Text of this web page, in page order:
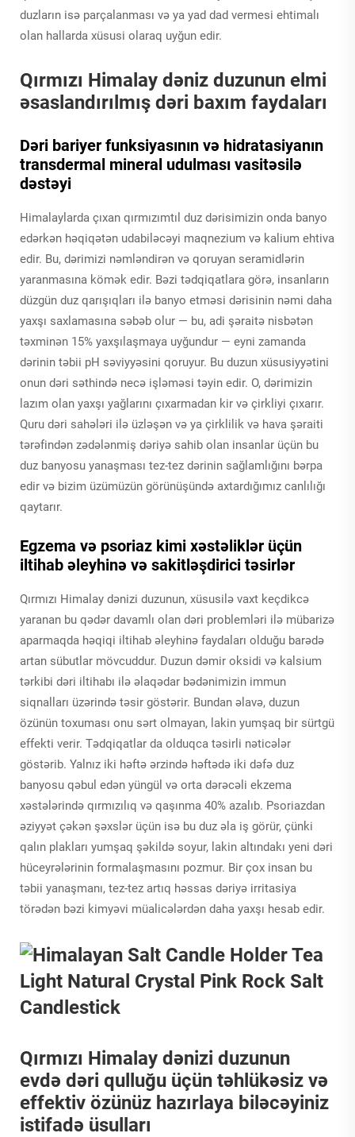
duzların isə parçalanması və ya yad dad vermesi ehtimalı
olan hallarda xüsusi olaraq uyğun edir.
Qırmızı Himalay dəniz duzunun elmi
əsaslandırılmış dəri baxım faydaları
Dəri bariyer funksiyasının və hidratasiyanın
transdermal mineral udulması vasitəsilə
dəstəyi
Himalaylarda çıxan qırmızımtıl duz dərisimizin onda banyo
edərkən həqiqətən udabiləcəyi maqnezium və kalium ehtiva
edir. Bu, dərimizi nəmləndirən və qoruyan seramidlərin
yaranmasına kömək edir. Bəzi tədqiqatlara görə, insanların
düzgün duz qarışıqları ilə banyo etməsi dərisinin nəmi daha
yaxşı saxlamasına səbəb olur — bu, adi şəraitə nisbətən
təxminən 15% yaxşılaşmaya uyğundur — eyni zamanda
dərinin təbii pH səviyyəsini qoruyur. Bu duzun xüsusiyyətini
onun dəri səthində necə işləməsi təyin edir. O, dərimizin
lazım olan yaxşı yağlarını çıxarmadan kir və çirkliyi çıxarır.
Quru dəri sahələri ilə üzləşən və ya çirklilik və hava şəraiti
tərəfindən zədələnmiş dəriyə sahib olan insanlar üçün bu
duz banyosu yanaşması tez-tez dərinin sağlamlığını bərpa
edir və bizim üzümüzün görünüşündə axtardığımız canlılığı
qaytarır.
Egzema və psoriaz kimi xəstəliklər üçün
iltihab əleyhinə və sakitləşdirici təsirlər
Qırmızı Himalay dənizi duzunun, xüsusilə vaxt keçdikcə
yaranan bu qədər davamlı olan dəri problemləri ilə mübarizə
aparmaqda həqiqi iltihab əleyhinə faydaları olduğu barədə
artan sübutlar mövcuddur. Duzun dəmir oksidi və kalsium
tərkibi dəri iltihabı ilə əlaqədar bədənimizin immun
siqnalları üzərində təsir göstərir. Bundan əlavə, duzun
özünün toxuması onu sərt olmayan, lakin yumşaq bir sürtgü
effekti verir. Tədqiqatlar da olduqca təsirli nəticələr
göstərib. Yalnız iki həftə ərzində həftədə iki dəfə duz
banyosu qəbul edən yüngül və orta dərəcəli ekzema
xəstələrində qırmızılıq və qaşınma 40% azalıb. Psoriazdan
əziyyət çəkən şəxslər üçün isə bu duz əla iş görür, çünki
qalın plakları yumşaq şəkildə soyur, lakin altındakı yeni dəri
hüceyrələrinin formalaşmasını pozmur. Bir çox insan bu
təbii yanaşmanı, tez-tez artıq həssas dəriyə irritasiya
törədən bəzi kimyəvi müalicələrdən daha yaxşı hesab edir.
Qırmızı Himalay dənizi duzunun
evdə dəri qulluğu üçün təhlükəsiz və
effektiv özünüz hazırlaya biləcəyiniz
istifadə üsulları